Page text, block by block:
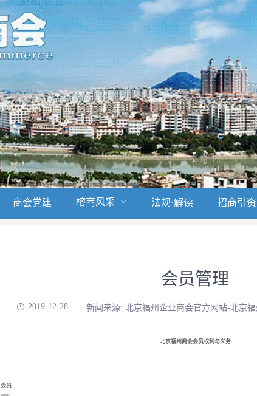
商会党建 榕商风采 法规·解读 招商引资
会员管理
2019-12-28 新闻来源: 北京福州企业商会官方网站-北京
北京福州商会会员权利与义务
会员